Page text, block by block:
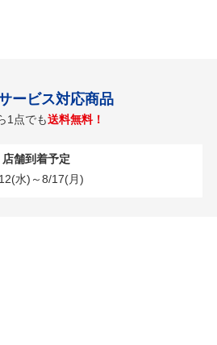
ービス対応商品
1点でも送料無料！
店舗到着予定
水)～8/17(月)